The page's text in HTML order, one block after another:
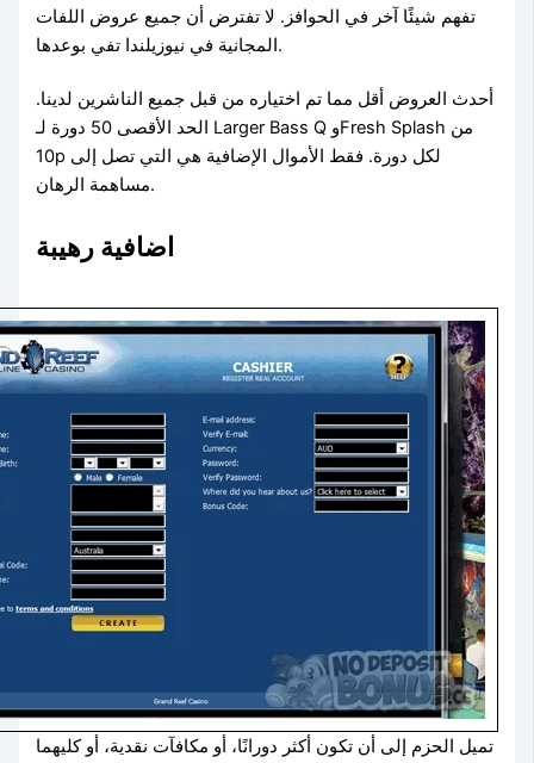
تفهم شيئًا آخر في الحوافز. لا تفترض أن جميع عروض اللفات
المجانية في نيوزيلندا تفي بوعدها.
أحدث العروض أقل مما تم اختياره من قبل جميع الناشرين لدينا.
الحد الأقصى 50 دورة لـ Larger Bass Q وFresh Splash من
10p لكل دورة. فقط الأموال الإضافية هي التي تصل إلى
مساهمة الرهان.
اضافية رهيبة
تميل الحزم إلى أن تكون أكثر دورانًا، أو مكافآت نقدية، أو كليهما